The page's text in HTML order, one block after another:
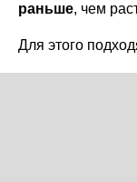
раньше, чем
Для этого